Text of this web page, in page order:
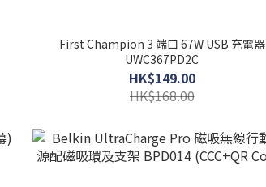
First Champion 3 端口 67W USB 充電器
UWC367PD2C
HK$149.00
HK$168.00